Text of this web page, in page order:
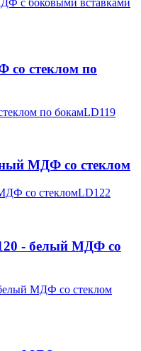
со стеклом по
LD119
МДФ со стеклом
LD122
- белый МДФ со